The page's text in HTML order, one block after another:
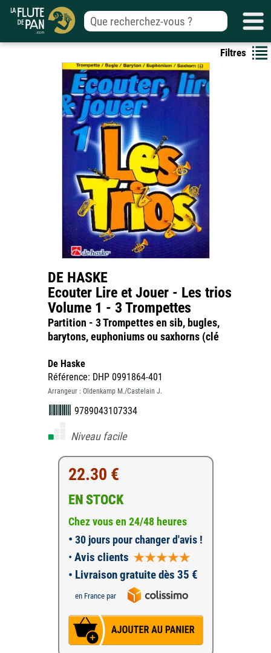
Filtres
DE HASKE
Ecouter Lire et Jouer - Les trios
Volume 1 - 3 Trompettes
Partition - 3 Trompettes en sib, bugles,
barytons, euphoniums ou saxhorns (clé
De Haske
Référence: DHP 0991864-401
Arrangeur : Oldenkamp M./Castelain J.
9789043107334
Niveau facile
22.30 €
EN STOCK
Chez vous en 24/48 heures
• 30 jours pour changer d'avis !
• Avis clients
• Livraison gratuite dès 35 €
en France par